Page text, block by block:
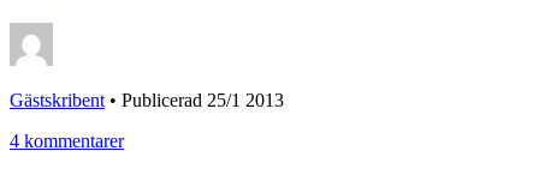
Gästskribent • Publicerad 25/1 2013
4 kommentarer